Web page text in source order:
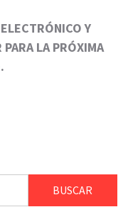
Y
LA PRÓXIMA